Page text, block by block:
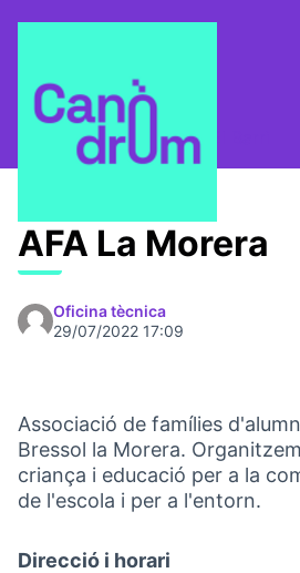
Taula Comunitària / 🌇 El Barri
AFA La Morera
Oficina tècnica
29/07/2022 17:09
Associació de famílies
Bressol la Morera.
criança i educació per a la
de l'escola i per a l'entorn.
Direcció i horari